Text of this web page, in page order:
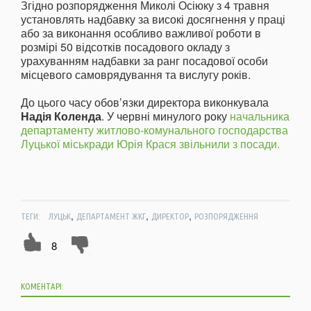
Згідно розпорядження Миколі Осіюку з 4 травня
установлять надбавку за високі досягнення у праці
або за виконання особливо важливої роботи в
розмірі 50 відсотків посадового окладу з
урахуванням надбавки за ранг посадової особи
місцевого самоврядування та вислугу років.
До цього часу обов’язки директора виконкувала
Надія Коленда. У червні минулого року начальника
департаменту житлово-комунального господарства
Луцької міськради Юрія Крася звільнили з посади.
ТЕГИ: ЛУЦЬК, ДЕПАРТАМЕНТ ЖКГ, ДИРЕКТОР, РОЗПОРЯДЖЕННЯ
8
КОМЕНТАРІ: